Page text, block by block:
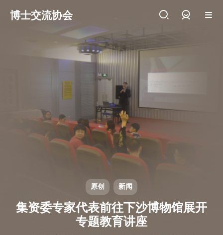
博士交流协会
原创 新闻
集资委专家代表前往下沙博物馆展开
专题教育讲座